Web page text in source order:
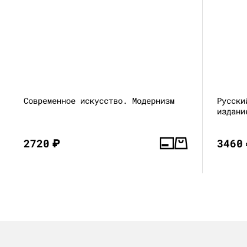
Современное искусство. Модернизм
2720₽